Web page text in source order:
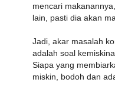
mencari
lain, pasti dia akan
Jadi, akar masalah
adalah soal
Siapa yang
miskin, bodoh dan